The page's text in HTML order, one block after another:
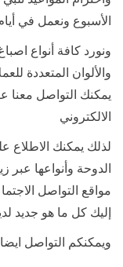
الأسبوع ونعمل في
ونورد كافة أنواع
والألوان المتعددة
يمكنك التواصل معنا
الالكتروني
لذلك يمكنك الاطلاع
الدوحة وأنواعها عبر
مواقع التواصل
إليك كل ما هو جديد
ويمكنكم التواصل